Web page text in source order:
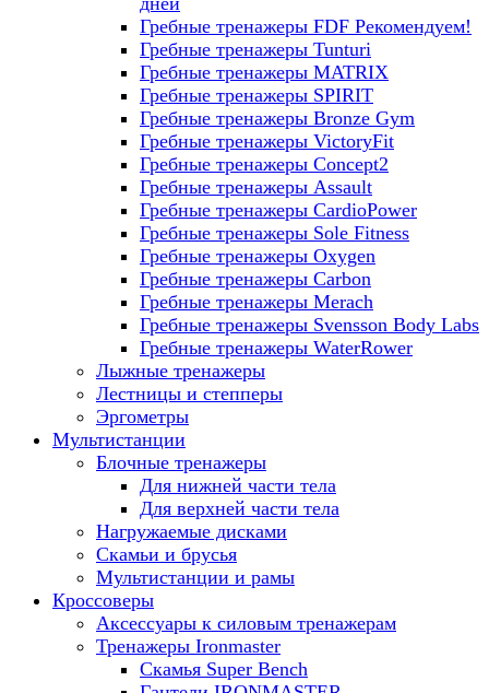
Гребные тренажеры FDF Рекомендуем!
Гребные тренажеры Tunturi
Гребные тренажеры MATRIX
Гребные тренажеры SPIRIT
Гребные тренажеры Bronze Gym
Гребные тренажеры VictoryFit
Гребные тренажеры Concept2
Гребные тренажеры Assault
Гребные тренажеры CardioPower
Гребные тренажеры Sole Fitness
Гребные тренажеры Oxygen
Гребные тренажеры Carbon
Гребные тренажеры Merach
Гребные тренажеры Svensson Body Labs
Гребные тренажеры WaterRower
Лыжные тренажеры
Лестницы и степперы
Эргометры
Мультистанции
Блочные тренажеры
Для нижней части тела
Для верхней части тела
Нагружаемые дисками
Скамьи и брусья
Мультистанции и рамы
Кроссоверы
Аксессуары к силовым тренажерам
Тренажеры Ironmaster
Скамья Super Bench